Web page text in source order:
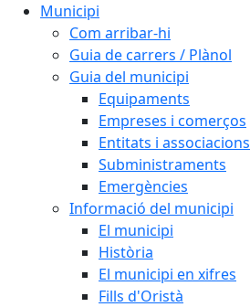
Municipi
Com arribar-hi
Guia de carrers / Plànol
Guia del municipi
Equipaments
Empreses i comerços
Entitats i associacions
Subministraments
Emergències
Informació del municipi
El municipi
Història
El municipi en xifres
Fills d'Oristà